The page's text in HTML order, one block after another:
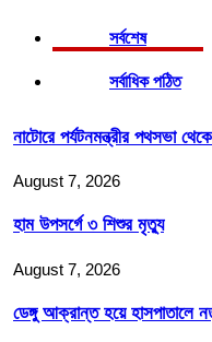
সর্বশেষ
সর্বাধিক পঠিত
নাটোরে পর্যটনমন্ত্রীর পথসভা
August 7, 2026
হাম উপসর্গে ৩ শিশুর মৃত্যু
August 7, 2026
ডেঙ্গু আক্রান্ত হয়ে হাসপাতালে